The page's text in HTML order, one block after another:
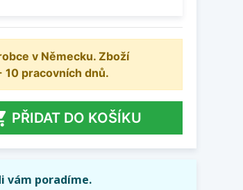
v Německu. Zboží
pracovních dnů.
PŘIDAT DO KOŠÍKU
vám poradíme.